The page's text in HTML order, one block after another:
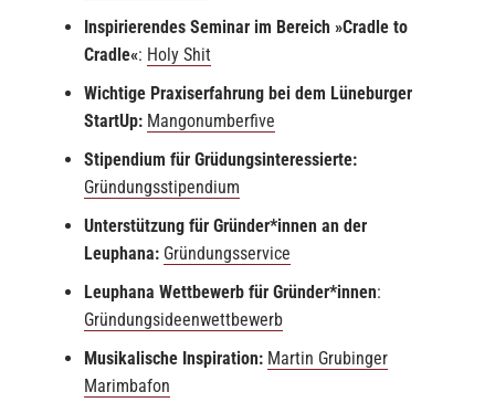
Inspirierendes Seminar im Bereich »Cradle to
Cradle«: Holy Shit
Wichtige Praxiserfahrung bei dem Lüneburger
StartUp: Mangonumberfive
Stipendium für Grüdungsinteressierte:
Gründungsstipendium
Unterstützung für Gründer*innen an der
Leuphana: Gründungsservice
Leuphana Wettbewerb für Gründer*innen:
Gründungsideenwettbewerb
Musikalische Inspiration: Martin Grubinger
Marimbafon